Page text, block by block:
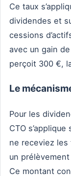
Ce taux
dividendes et
cessions
avec un gain
perçoit 300 €,
Le
Pour les
CTO
ne receviez
un
Ce montant